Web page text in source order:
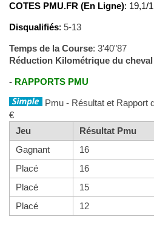
COTES PMU.FR (En Ligne): 19,1/
Disqualifiés: 5-13
Temps de la Course: 3'40"87
Réduction Kilométrique du
- RAPPORTS PMU
Pmu - Résultat et Rapport
€
Jeu
Résultat Pmu
Gagnant
16
Placé
16
Placé
15
Placé
12